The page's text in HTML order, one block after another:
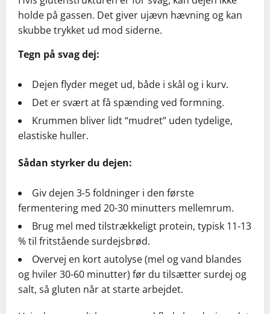
holde på gassen. Det giver ujævn hævning og kan
skubbe trykket ud mod siderne.
Tegn på svag dej:
Dejen flyder meget ud, både i skål og i kurv.
Det er svært at få spænding ved formning.
Krummen bliver lidt “mudret” uden tydelige,
elastiske huller.
Sådan styrker du dejen:
Giv dejen 3-5 foldninger i den første
fermentering med 20-30 minutters mellemrum.
Brug mel med tilstrækkeligt protein, typisk 11-13
% til fritstående surdejsbrød.
Overvej en kort autolyse (mel og vand blandes
og hviler 30-60 minutter) før du tilsætter surdej og
salt, så gluten når at starte arbejdet.